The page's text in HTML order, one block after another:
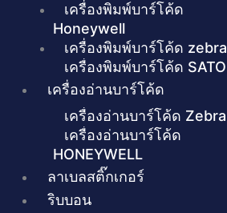
เครื่องพิมพ์บาร์โค้ด
Honeywell
เครื่องพิมพ์บาร์โค้ด zebra
เครื่องพิมพ์บาร์โค้ด SATO
เครื่องอ่านบาร์โค้ด
เครื่องอ่านบาร์โค้ด Zebra
เครื่องอ่านบาร์โค้ด
HONEYWELL
ลาเบลสติ๊กเกอร์
ริบบอน